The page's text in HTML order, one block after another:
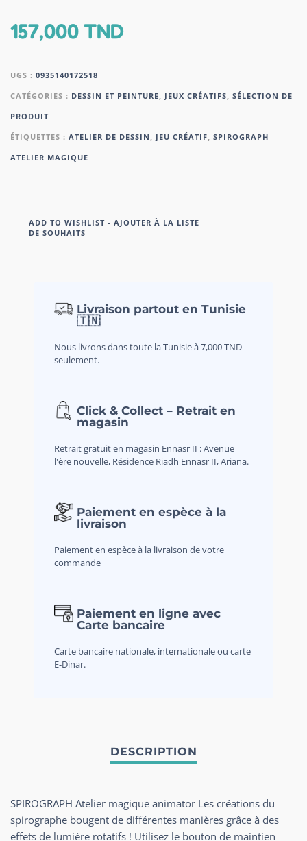
157,000TND
UGS : 0935140172518
CATÉGORIES : DESSIN ET PEINTURE JEUX CRÉATIFS SÉLECTION DE
PRODUIT
ÉTIQUETTES : ATELIER DE DESSIN JEU CRÉATIF SPIROGRAPH
ATELIER MAGIQUE
ADD TO WISHLIST - AJOUTER À LA LISTE
DE SOUHAITS
Livraison partout en Tunisie
🇹🇳
Nous livrons dans toute la Tunisie à 7,000 TND
seulement.
Click & Collect – Retrait en
magasin
Retrait gratuit en magasin Ennasr II : Avenue
l'ère nouvelle, Résidence Riadh Ennasr II, Ariana.
Paiement en espèce à la
livraison
Paiement en espèce à la livraison de votre
commande
Paiement en ligne avec
Carte bancaire
Carte bancaire nationale, internationale ou carte
E-Dinar.
SPIROGRAPH Atelier magique animator Les créations du
spirographe bougent de différentes manières grâce à des
effets de lumière rotatifs ! Utilisez le bouton de maintien